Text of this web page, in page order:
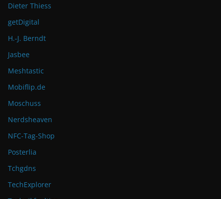
Dieter Thiess
getDigital
H.-J. Berndt
Jasbee
Meshtastic
Mobiflip.de
Moschuss
Nerdsheaven
NFC-Tag-Shop
Posterlia
Tchgdns
TechExplorer